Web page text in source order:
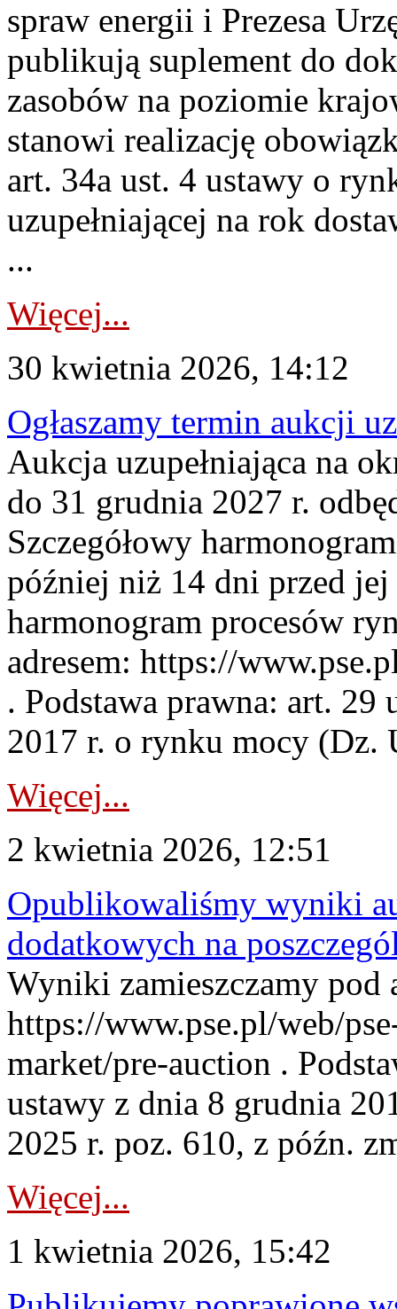
spraw energii i Prezesa
publikują suplement do
zasobów na poziomie
stanowi realizację
art. 34a ust. 4 ustawy o
uzupełniającej na rok
...
Więcej...
30 kwietnia 2026, 14:12
Ogłaszamy termin aukcji
Aukcja uzupełniająca na
do 31 grudnia 2027 r.
Szczegółowy
później niż 14 dni przed
harmonogram procesów
adresem: https://
. Podstawa prawna: art. 29
2017 r. o rynku mocy (Dz.
Więcej...
2 kwietnia 2026, 12:51
Opublikowaliśmy wyniki
dodatkowych na
Wyniki zamieszczamy pod
https://www.pse.pl/web/
market/pre-auction .
ustawy z dnia 8 grudnia
2025 r. poz. 610, z późn.
Więcej...
1 kwietnia 2026, 15:42